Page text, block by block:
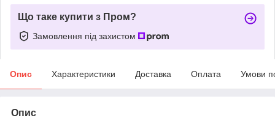
Що таке купити з Пром?
Замовлення під захистом
Опис Характеристики Доставка Оплата Умови
Опис